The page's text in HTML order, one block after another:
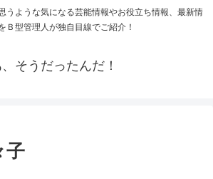
うような気になる芸能情報やお役立ち情報、最新情
Ｂ型管理人が独自目線でご紹介！
そうだったんだ！
子